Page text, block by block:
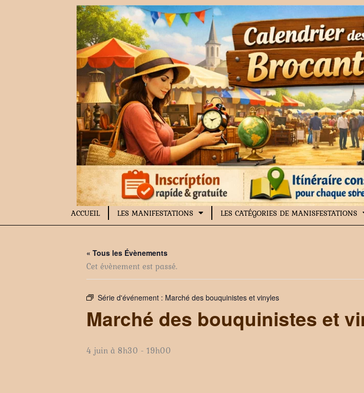
ACCUEIL LES MANIFESTATIONS LES CATÉGORIES DE MANISFESTATIONS
« Tous les Évènements
Cet évènement est passé.
Série d'événement : Marché des bouquinistes et vinyles
Marché des bouquinistes et
4 juin à 8h30 - 19h00